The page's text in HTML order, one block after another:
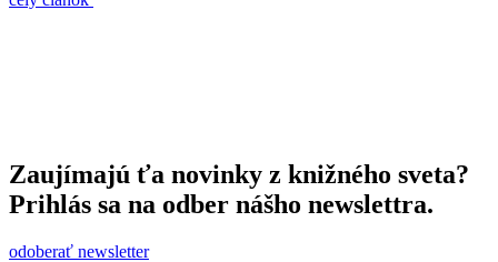
Zaujímajú ťa novinky z knižného sveta?
Prihlás sa na odber nášho newslettra.
odoberať newsletter